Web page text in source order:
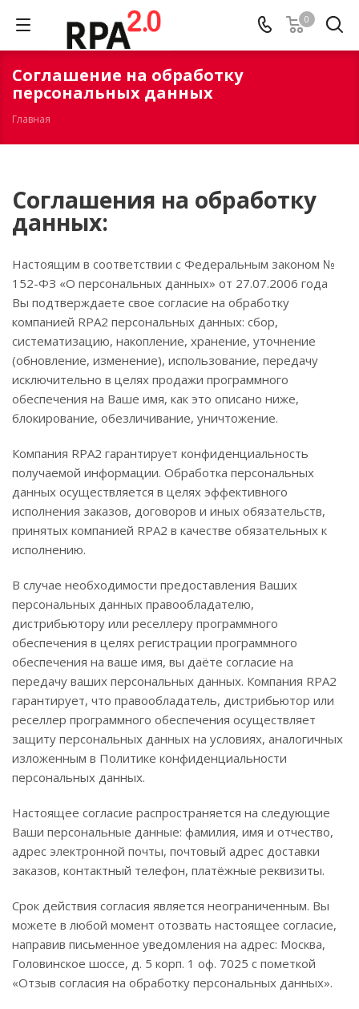
0
Соглашение на обработку
персональных данных
Главная
Соглашения на обработку
данных:
Настоящим в соответствии с Федеральным законом №
152-ФЗ «О персональных данных» от 27.07.2006 года
Вы подтверждаете свое согласие на обработку
компанией RPA2 персональных данных: сбор,
систематизацию, накопление, хранение, уточнение
(обновление, изменение), использование, передачу
исключительно в целях продажи программного
обеспечения на Ваше имя, как это описано ниже,
блокирование, обезличивание, уничтожение.
Компания RPA2 гарантирует конфиденциальность
получаемой информации. Обработка персональных
данных осуществляется в целях эффективного
исполнения заказов, договоров и иных обязательств,
принятых компанией RPA2 в качестве обязательных к
исполнению.
В случае необходимости предоставления Ваших
персональных данных правообладателю,
дистрибьютору или реселлеру программного
обеспечения в целях регистрации программного
обеспечения на ваше имя, вы даёте согласие на
передачу ваших персональных данных. Компания RPA2
гарантирует, что правообладатель, дистрибьютор или
реселлер программного обеспечения осуществляет
защиту персональных данных на условиях, аналогичных
изложенным в Политике конфиденциальности
персональных данных.
Настоящее согласие распространяется на следующие
Ваши персональные данные: фамилия, имя и отчество,
адрес электронной почты, почтовый адрес доставки
заказов, контактный телефон, платёжные реквизиты.
Срок действия согласия является неограниченным. Вы
можете в любой момент отозвать настоящее согласие,
направив письменное уведомления на адрес: Москва,
Головинское шоссе, д. 5 корп. 1 оф. 7025 с пометкой
«Отзыв согласия на обработку персональных данных».